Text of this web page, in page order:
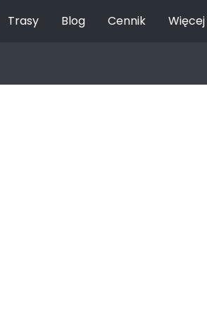
Trasy Blog Cennik Więcej